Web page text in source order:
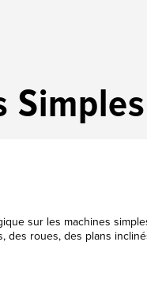
Simples
sur les machines
des roues, des plans